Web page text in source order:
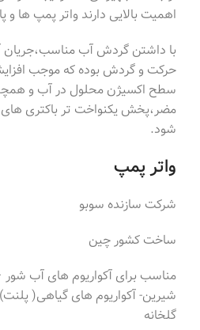
اهمیت بالایی دارند واتر پمپ ها و
با داشتن گردش آب مناسب،جریان
حرکت و گردش بوده که موجب
سطح اکسیژن محلول در آب و
مضر،پخش یکنواخت تر باکتری
شود.
واتر پمپ
شرکت سازنده سوبو
ساخت کشور چین
مناسب برای آکواریوم های آب شور
شیرین- آکواریوم های گیاهی( پلنت)
گلخانه